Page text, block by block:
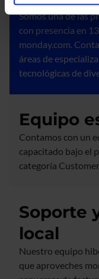
Somos una de las
con presencia en
monday.com.
áreas de
tecnológicas de
Equipo
Contamos con un
capacitado bajo el
categoría
Soporte
local
Nuestro equipo
que aproveches